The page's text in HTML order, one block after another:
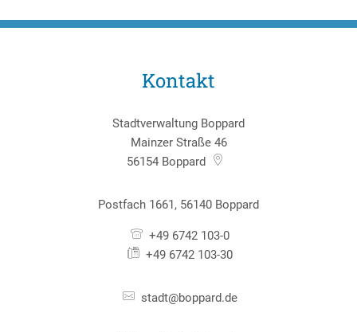
Kontakt
Stadtverwaltung Boppard
Mainzer Straße 46
56154 Boppard
Postfach 1661, 56140 Boppard
+49 6742 103-0
+49 6742 103-30
stadt@boppard.de